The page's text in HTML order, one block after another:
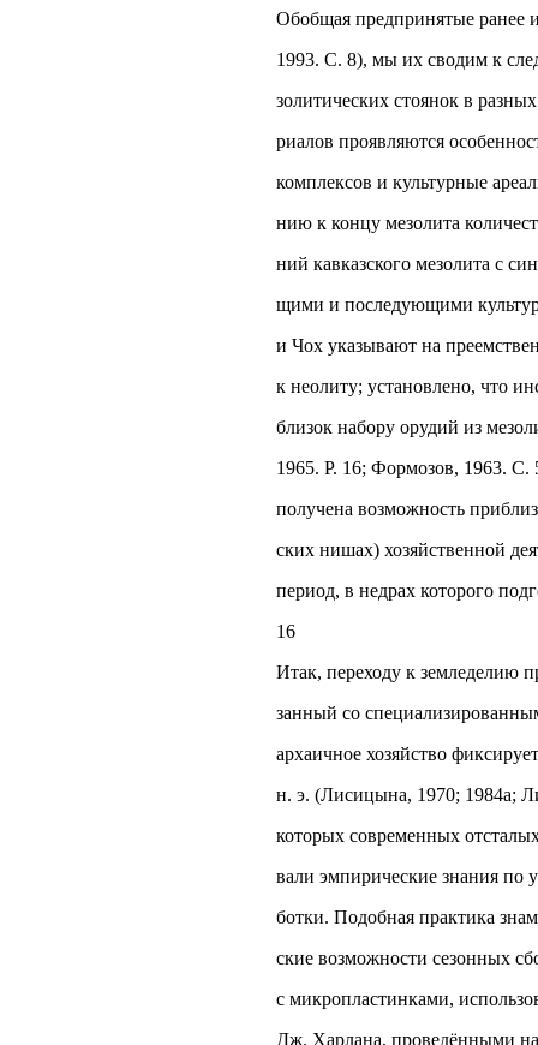
Обобщая предпринятые ранее
1993. С. 8), мы их сводим к
золитических стоянок в
риалов проявляются
комплексов и культурные
нию к концу мезолита
ний кавказского мезолита с
щими и последующими
и Чох указывают на
к неолиту; установлено, что
близок набору орудий из
1965. P. 16; Формозов, 1963.
получена возможность
ских нишах) хозяйственной
период, в недрах которого
16
Итак, переходу к земледелию
занный со
архаичное хозяйство
н. э. (Лисицына, 1970; 1984а;
которых современных
вали эмпирические знания по
ботки. Подобная практика
ские возможности сезонных
с микропластинками,
Дж. Харлана, проведёнными